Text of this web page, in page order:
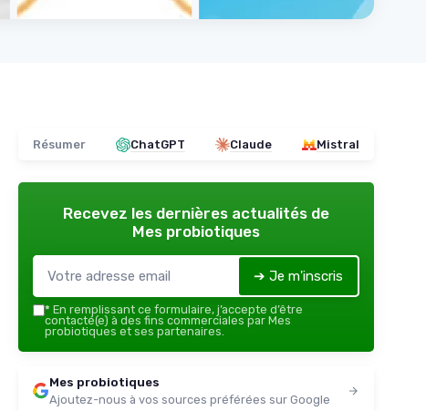
Résumer ChatGPT Claude Mistral
Recevez les dernières actualités de
Mes probiotiques
➔ Je m'inscris
* En remplissant ce formulaire, j’accepte d’être
contacté(e) à des fins commerciales par Mes
probiotiques et ses partenaires.
Mes probiotiques
Ajoutez-nous à vos sources préférées sur Google